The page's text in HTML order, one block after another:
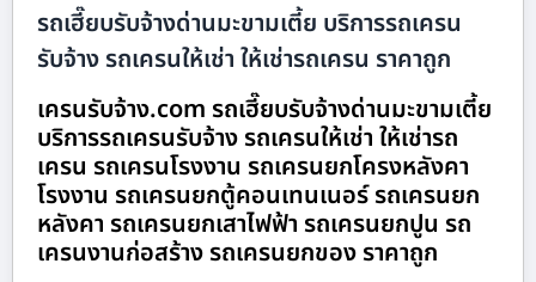
รถเฮี๊ยบรับจ้างด่านมะขามเตี้ย บริการรถเครน
รับจ้าง รถเครนให้เช่า ให้เช่ารถเครน ราคาถูก
เครนรับจ้าง.com รถเฮี๊ยบรับจ้างด่านมะขามเตี้ย
บริการรถเครนรับจ้าง รถเครนให้เช่า ให้เช่ารถ
เครน รถเครนโรงงาน รถเครนยกโครงหลังคา
โรงงาน รถเครนยกตู้คอนเทนเนอร์ รถเครนยก
หลังคา รถเครนยกเสาไฟฟ้า รถเครนยกปูน รถ
เครนงานก่อสร้าง รถเครนยกของ ราคาถูก